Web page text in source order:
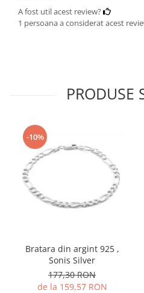
A fost util acest review?
1 persoana a considerat acest
PRODUSE
-10%
Bratara din argint 925 ,
Sonis Silver
177,30 RON
de la 159,57 RON